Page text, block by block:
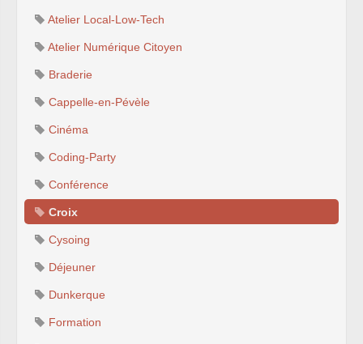
Atelier Local-Low-Tech
Atelier Numérique Citoyen
Braderie
Cappelle-en-Pévèle
Cinéma
Coding-Party
Conférence
Croix
Cysoing
Déjeuner
Dunkerque
Formation